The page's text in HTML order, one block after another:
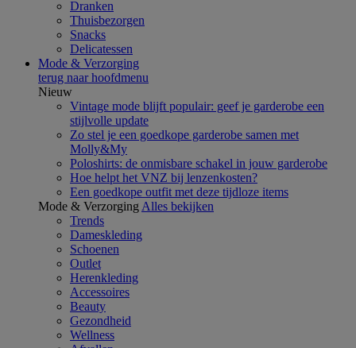
Dranken
Thuisbezorgen
Snacks
Delicatessen
Mode & Verzorging
terug naar hoofdmenu
Nieuw
Vintage mode blijft populair: geef je garderobe een
stijlvolle update
Zo stel je een goedkope garderobe samen met
Molly&My
Poloshirts: de onmisbare schakel in jouw garderobe
Hoe helpt het VNZ bij lenzenkosten?
Een goedkope outfit met deze tijdloze items
Mode & Verzorging Alles bekijken
Trends
Dameskleding
Schoenen
Outlet
Herenkleding
Accessoires
Beauty
Gezondheid
Wellness